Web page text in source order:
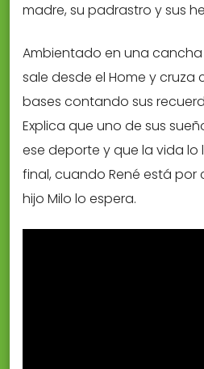
madre, su padrastro y sus
Ambientado en una
sale desde el Home y cruza
bases contando sus
Explica que uno de sus
ese deporte y que la vida lo
final, cuando René está por
hijo Milo lo espera.